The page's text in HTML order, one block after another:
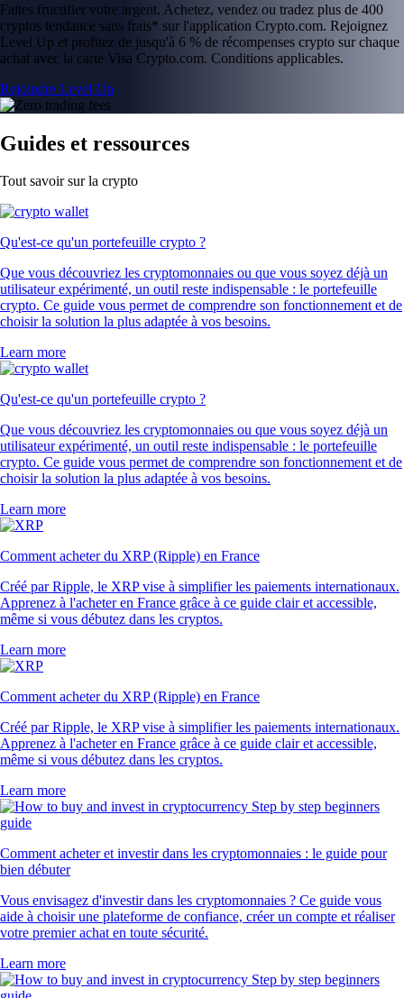
Faites fructifier votre argent. Achetez, vendez ou tradez plus de 400
cryptos tendance sans frais* sur l'application Crypto.com. Rejoignez
Level Up et profitez de jusqu'à 6 % de récompenses crypto sur chaque
achat avec la carte Visa Crypto.com. Conditions applicables.
Rejoindre Level Up
Guides et ressources
Tout savoir sur la crypto
Qu'est-ce qu'un portefeuille crypto ?
Que vous découvriez les cryptomonnaies ou que vous soyez déjà un
utilisateur expérimenté, un outil reste indispensable : le portefeuille
crypto. Ce guide vous permet de comprendre son fonctionnement et de
choisir la solution la plus adaptée à vos besoins.
Learn more
Qu'est-ce qu'un portefeuille crypto ?
Que vous découvriez les cryptomonnaies ou que vous soyez déjà un
utilisateur expérimenté, un outil reste indispensable : le portefeuille
crypto. Ce guide vous permet de comprendre son fonctionnement et de
choisir la solution la plus adaptée à vos besoins.
Learn more
Comment acheter du XRP (Ripple) en France
Créé par Ripple, le XRP vise à simplifier les paiements internationaux.
Apprenez à l'acheter en France grâce à ce guide clair et accessible,
même si vous débutez dans les cryptos.
Learn more
Comment acheter du XRP (Ripple) en France
Créé par Ripple, le XRP vise à simplifier les paiements internationaux.
Apprenez à l'acheter en France grâce à ce guide clair et accessible,
même si vous débutez dans les cryptos.
Learn more
Comment acheter et investir dans les cryptomonnaies : le guide pour
bien débuter
Vous envisagez d'investir dans les cryptomonnaies ? Ce guide vous
aide à choisir une plateforme de confiance, créer un compte et réaliser
votre premier achat en toute sécurité.
Learn more